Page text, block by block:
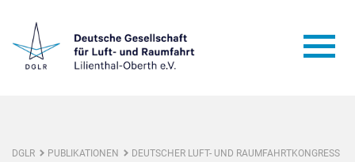
DGLR PUBLIKATIONEN
DEUTSCHER LUFT- UND RAUMFAHRTKONGRESS